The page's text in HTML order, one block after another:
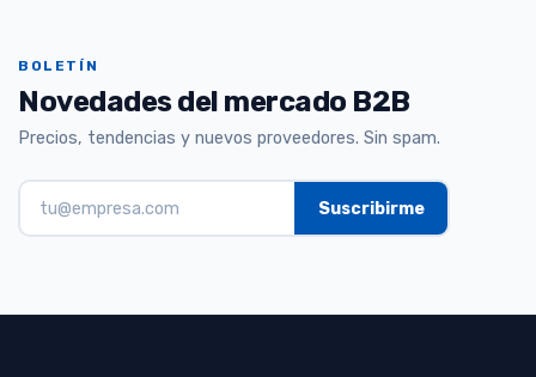
BOLETÍN
Novedades del mercado B2B
Precios, tendencias y nuevos proveedores. Sin spam.